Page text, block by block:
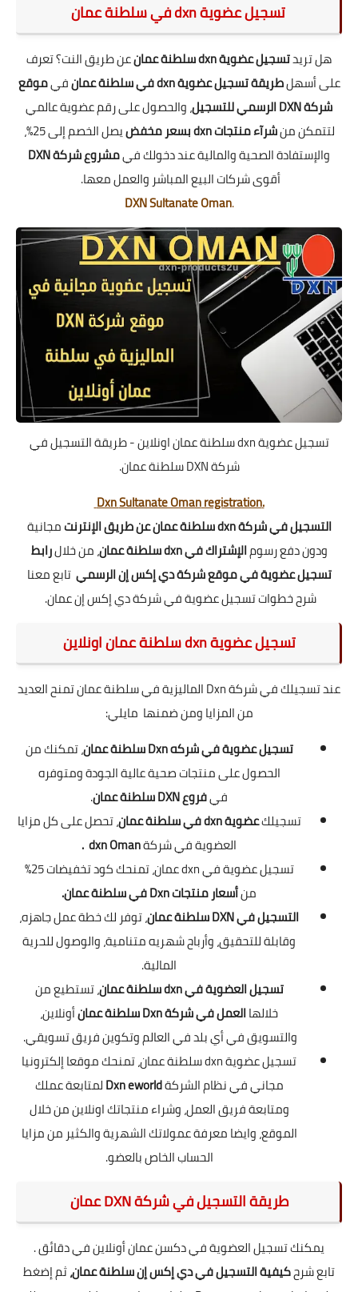
تسجيل عضوية dxn في سلطنة عمان
هل تريدتسجيل عضوية dxn سلطنة عمان
عن طريق النت؟ تعرف
على أسهلطريقة تسجيل عضوية dxn في سلطنة عمان فيموقع
شركة DXN الرسمي للتسجيل
، والحصول على رقم عضوية عالمي
لتتمكن منشرآء منتجات dxn بسعر مخفض
يصل الخصم إلى 25%،
والإستفادة الصحية والمالية عند دخولك فيمشروع شركة DXN
أقوى شركات البيع المباشر والعمل معها.
.
DXN Sultanate Oman
تسجيل عضوية dxn سلطنة عمان اونلاين - طريقة التسجيل في
شركة DXN سلطنة عمان.
.Dxn
Sultanate Omanregistration
التسجيل في شركة dxn سلطنة عمان عن طريق الإنترنت
مجانية
ودون دفع رسومالإشتراك في dxn سلطنة عمان ، من خلالرابط
تسجيل عضوية في موقع شركة دي إكس إن الرسمي تابع معنا
شرح خطوات تسجيل عضوية في شركة دي إكس إن عمان.
تسجيل عضوية dxn سلطنة عمان اونلاين
عند تسجيلك في شركة Dxn الماليزية في سلطنة عمان تمنح العديد
من المزايا ومن ضمنها مايلي:
تسجيل عضوية في شركه Dxn سلطنة عمان
، تمكنك من
الحصول علىمنتجات صحية عالية الجودةومتوفره
فيفروع DXN سلطنة عمان
.
تسجيلكعضوية dxn في سلطنة عمان
، تحصل على كل مزايا
العضوية في شركةdxn Oman .
تسجيل عضوية في dxn عمان، تمنحك كود تخفيضات 25%
منأسعار منتجات Dxn في سلطنة عمان.
التسجيل في DXN سلطنة عمان
، توفر لك خطة عمل جاهزه،
وقابلة للتحقيق، وأرباح شهريه متنامية، والوصول للحرية
المالية.
تسجيل العضوية في dxn سلطنة عمان
، تستطيع من
خلالهاالعمل في شركة Dxn سلطنة عمانأونلاين،
والتسويق في أي بلد في العالم وتكوين فريق تسويقي.
تسجيل عضوية dxn سلطنة عمان، تمنحك موقعا إلكترونيا
مجاني في نظام الشركةDxn eworldلمتابعة عملك
ومتابعة فريق العمل، وشراء منتجاتك اونلاين من خلال
الموقع، وايضا معرفة عمولاتك الشهرية والكثير من مزايا
الحساب الخاص بالعضو.
طريقة التسجيل في شركة DXN عمان
يمكنك تسجيل العضوية في دكسن عمان أونلاين في دقائق .
تابع شرحكيفية التسجيل في دي إكس إن سلطنة عمان،ثم إضغط